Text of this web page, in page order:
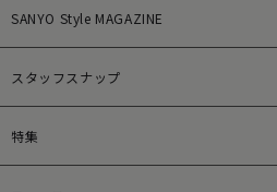
SANYO Style MAGAZINE
スタッフスナップ
特集